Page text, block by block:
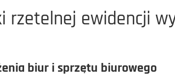
rzetelnej ewidencji
biur i sprzętu biurowego